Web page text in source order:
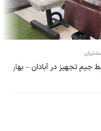
جیم تجهیز در آبادان – بهار